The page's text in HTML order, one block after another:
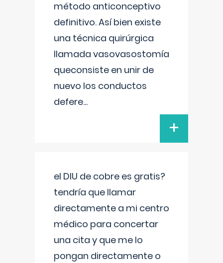
método anticonceptivo
definitivo. Así bien existe
una técnica quirúrgica
llamada vasovasostomía
queconsiste en unir de
nuevo los conductos
defere...
+
el DIU de cobre es gratis?
tendría que llamar
directamente a mi centro
médico para concertar
una cita y que me lo
pongan directamente o